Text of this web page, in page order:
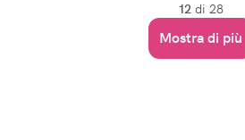
12 di 28
Mostra di più